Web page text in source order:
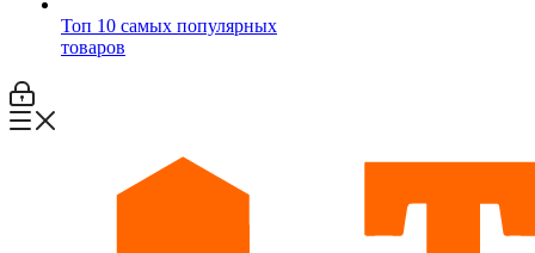
Топ 10 самых популярных
товаров